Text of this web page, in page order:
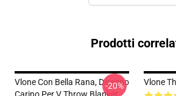
Prodotti
Vlone Con Bella Rana, Disegno
-20% Vlone